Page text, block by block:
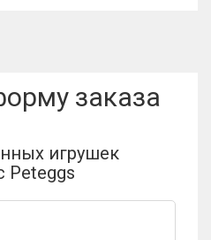
заказа
игрушек
Peteggs